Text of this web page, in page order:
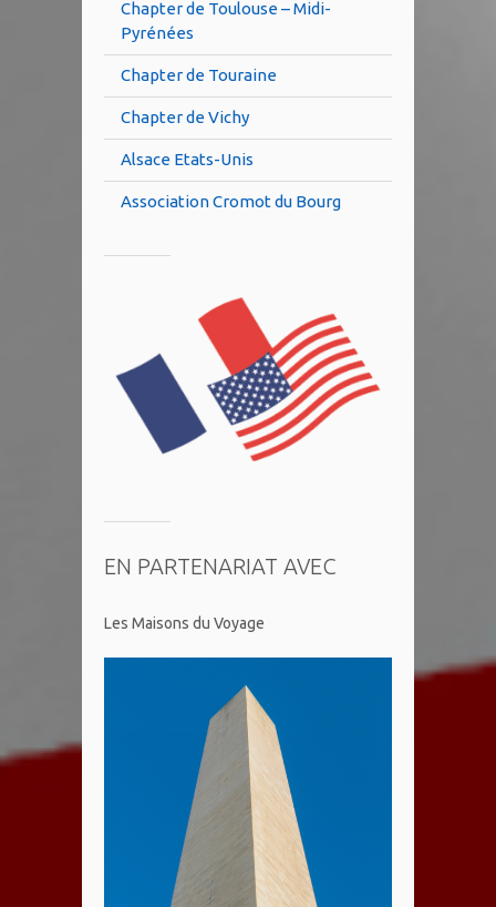
Chapter de Toulouse – Midi-
Pyrénées
Chapter de Touraine
Chapter de Vichy
Alsace Etats-Unis
Association Cromot du Bourg
EN PARTENARIAT AVEC
Les Maisons du Voyage